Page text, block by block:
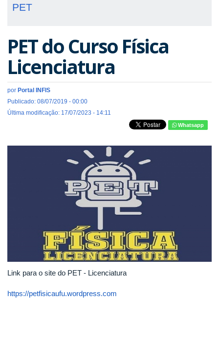
PET
PET do Curso Física
Licenciatura
por Portal INFIS
Publicado: 08/07/2019 - 00:00
Última modificação: 17/07/2023 - 14:11
Whatsapp
Link para o site do PET - Licenciatura
https://petfisicaufu.wordpress.com